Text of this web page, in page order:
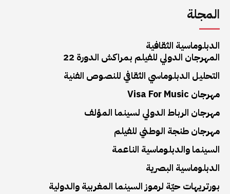
المجلة
الدبلوماسية الثقافية
المهرجان الدولي للفيلم بمراكش الدورة 22
التحليل الدبلوماسي الثقافي للنصوص الفنية
مهرجان Visa For Music
مهرجان الرباط الدولي لسينما المؤلف
مهرجان طنجة الوطني للفيلم
السينما والدبلوماسية الناعمة
الدبلوماسية البصرية
بورتريهات حيّة لرموز السينما المغربية والدولية